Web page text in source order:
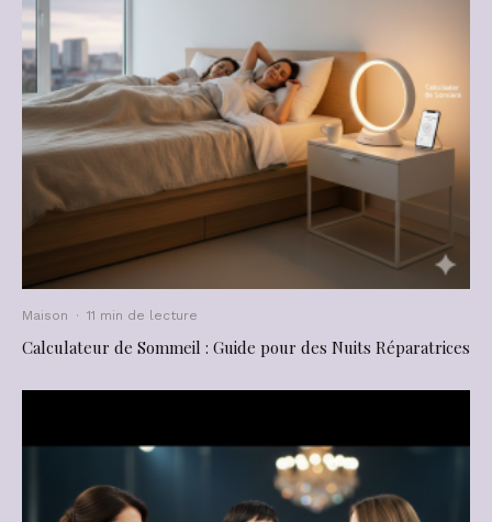
Maison · 11 min de lecture
Calculateur de Sommeil : Guide pour des Nuits Réparatrices